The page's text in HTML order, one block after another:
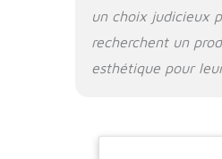
un choix judicieux
recherchent un
esthétique pour